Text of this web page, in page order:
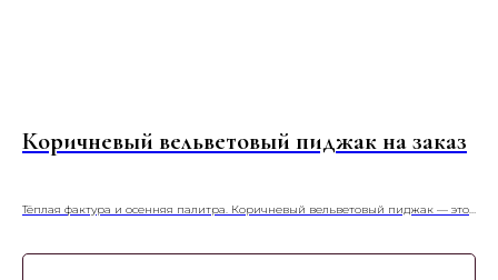
Коричневый вельветовый пиджак на заказ
Тёплая фактура и осенняя палитра. Коричневый вельветовый пиджак — это